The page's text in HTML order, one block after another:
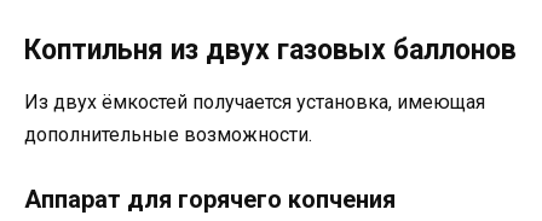
Коптильня из двух газовых баллонов
Из двух ёмкостей получается установка, имеющая
дополнительные возможности.
Аппарат для горячего копчения